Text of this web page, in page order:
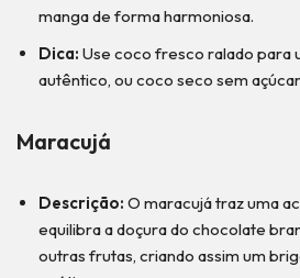
manga de forma harmoniosa.
Dica: Use coco fresco ralado para
autêntico, ou coco seco sem
Maracujá
Descrição: O maracujá traz uma
equilibra a doçura do chocolate
outras frutas, criando assim um